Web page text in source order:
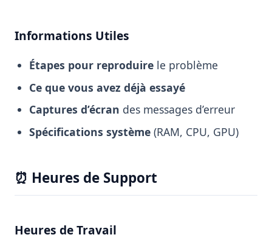
Informations Utiles
Étapes pour reproduire le problème
Ce que vous avez déjà essayé
Captures d’écran des messages d’erreur
Spécifications système (RAM, CPU, GPU)
⏰ Heures de Support
Heures de Travail